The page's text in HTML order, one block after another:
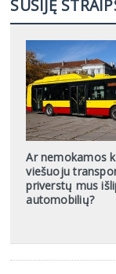
SUSIJĘ
Ar nemokamos
viešuoju
priverstų mus
automobilių?